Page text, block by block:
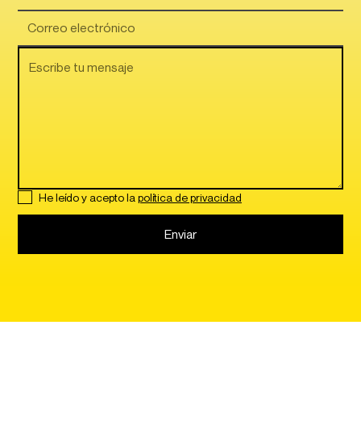
He leído y acepto la política de privacidad